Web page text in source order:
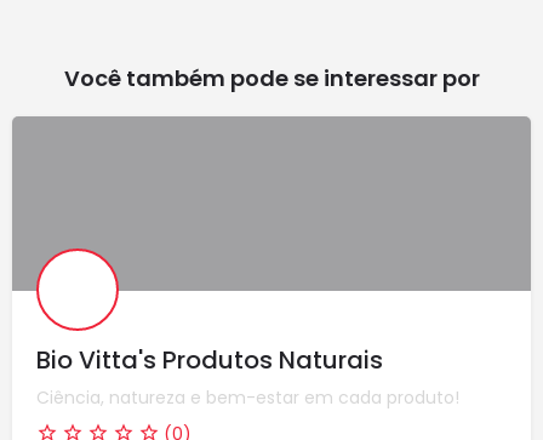
Você também pode se interessar por
Bio Vitta's Produtos Naturais
Ciência, natureza e bem-estar em cada produto!
(0)